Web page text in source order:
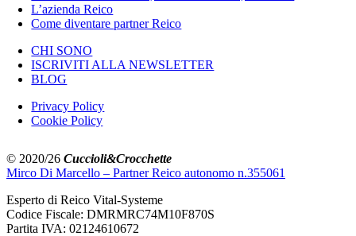
L’azienda Reico
Come diventare partner Reico
CHI SONO
ISCRIVITI ALLA NEWSLETTER
BLOG
Privacy Policy
Cookie Policy
© 2020/26 Cuccioli&Crocchette
Mirco Di Marcello – Partner Reico autonomo n.355061
Esperto di Reico Vital-Systeme
Codice Fiscale: DMRMRC74M10F870S
Partita IVA: 02124610672